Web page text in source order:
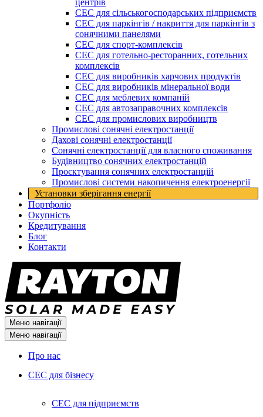
центрів
СЕС для сільськогосподарських підприємств
СЕС для паркінгів / накриття для паркінгів з
сонячними панелями
СЕС для спорт-комплексів
СЕС для готельно-ресторанних, готельних
комплексів
СЕС для виробників харчових продуктів
СЕС для виробників мінеральної води
СЕС для меблевих компаній
СЕС для автозаправочних комплексів
СЕС для промислових виробництв
Промислові сонячні електростанції
Дахові сонячні електростанції
Сонячні електростанції для власного споживання
Будівництво сонячних електростанцій
Проєктування сонячних електростанцій
Промислові системи накопичення електроенергії
Установки зберігання енергії​
Портфоліо
Окупність
Кредитування
Блог
Контакти
Меню навігації
Меню навігації
Про нас
СЕС для бізнесу
СЕС для підприємств